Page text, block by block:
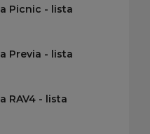
Picnic - lista
Previa - lista
RAV4 - lista